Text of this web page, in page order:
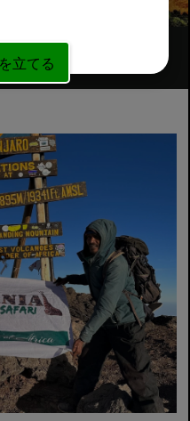
フォローしてください
立てる